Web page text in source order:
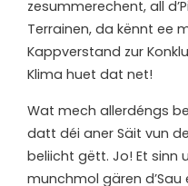
zesummerechent, all
Terrainen, da kënnt ee
Kappverstand zur
Klima huet dat net!
Wat mech allerdéngs
datt déi aner Säit vun
beliicht gëtt. Jo! Et sinn
munchmol gären d’Sau